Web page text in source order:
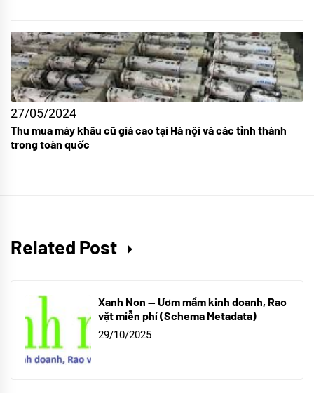
27/05/2024
Thu mua máy khâu cũ giá cao tại Hà nội và các tỉnh thành
trong toàn quốc
Related Post
Xanh Non — Ươm mầm kinh doanh, Rao
vặt miễn phí (Schema Metadata)
29/10/2025